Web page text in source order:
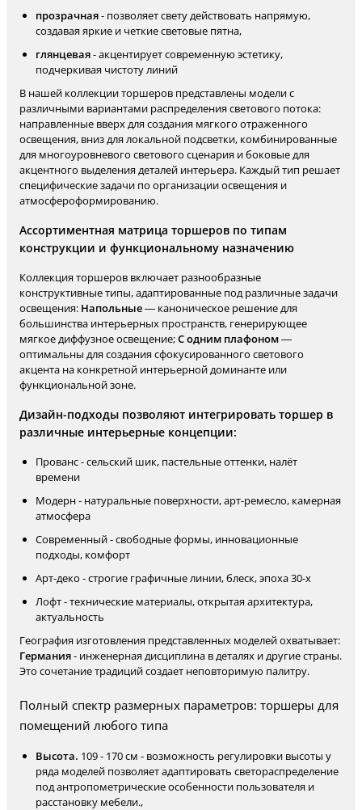
прозрачная- позволяет свету действовать напрямую,
создавая яркие и четкие световые пятна,
глянцевая- акцентирует современную эстетику,
подчеркивая чистоту линий
В нашей коллекции торшеров представлены модели с
различными вариантами распределения светового потока:
направленные вверх для создания мягкого отраженного
освещения, вниз для локальной подсветки, комбинированные
для многоуровневого светового сценария и боковые для
акцентного выделения деталей интерьера. Каждый тип решает
специфические задачи по организации освещения и
атмосфероформированию.
Ассортиментная матрица торшеров по типам
конструкции и функциональному назначению
Коллекция торшеров включает разнообразные
конструктивные типы, адаптированные под различные задачи
освещения: Напольные— каноническое решение для
большинства интерьерных пространств, генерирующее
мягкое диффузное освещение;С одним плафоном—
оптимальны для создания сфокусированного светового
акцента на конкретной интерьерной доминанте или
функциональной зоне.
Дизайн-подходы позволяют интегрировать торшер в
различные интерьерные концепции:
Прованс - сельский шик, пастельные оттенки, налёт
времени
Модерн - натуральные поверхности, арт-ремесло, камерная
атмосфера
Современный - свободные формы, инновационные
подходы, комфорт
Арт-деко - строгие графичные линии, блеск, эпоха 30-х
Лофт - технические материалы, открытая архитектура,
актуальность
География изготовления представленных моделей охватывает:
Германия- инженерная дисциплина в деталях и другие страны.
Это сочетание традиций создает неповторимую палитру.
Полный спектр размерных параметров: торшеры для
помещений любого типа
Высота. 109 - 170 см - возможность регулировки высоты у
ряда моделей позволяет адаптировать светораспределение
под антропометрические особенности пользователя и
расстановку мебели.,